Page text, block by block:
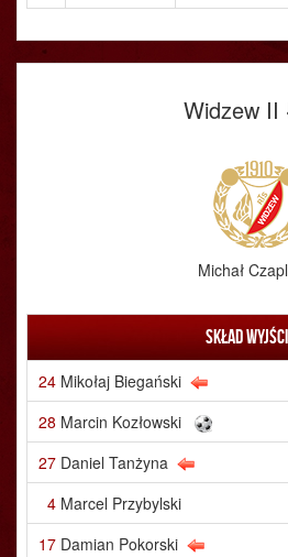
Widzew II
Michał
Skład
24 Mikołaj Biegański
28 Marcin Kozłowski
27 Daniel Tanżyna
4 Marcel Przybylski
17 Damian Pokorski